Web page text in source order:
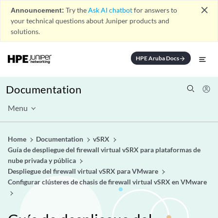
Announcement: Try theAsk AI chatbotfor answers to
your technical questions about Juniper products and
solutions.
close
HPE Aruba Docsarrow_forward
Documentation
Menu
Home Documentation
vSRX
Guía de despliegue del firewall virtual vSRX para plataformas de
nube privada y pública
Despliegue del firewall virtual vSRX para VMware
Configurar clústeres de chasis de firewall virtual vSRX en VMware